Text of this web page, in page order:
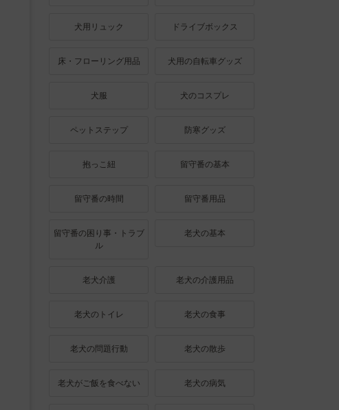
犬用リュック ドライブボックス
床・フローリング用品 犬用の自転車グッズ
犬服 犬のコスプレ
ペットステップ 防寒グッズ
抱っこ紐 留守番の基本
留守番の時間 留守番用品
留守番の困り事・トラブ
ル
老犬の基本
老犬介護 老犬の介護用品
老犬のトイレ 老犬の食事
老犬の問題行動 老犬の散歩
老犬がご飯を食べない 老犬の病気